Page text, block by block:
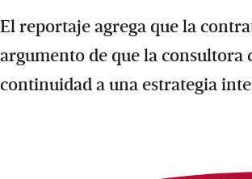
El reportaje agrega que la
argumento de que la consultora
continuidad a una estrategia